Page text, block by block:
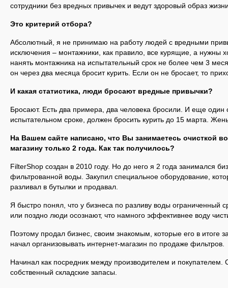
сотрудники без вредных привычек и ведут здоровый образ
Это критерий отбора?
Абсолютный, я не принимаю на работу людей с вредными
исключения – монтажники, как правило, все курящие, а нужны
нанять монтажника на испытательный срок не более чем 3
он через два месяца бросит курить. Если он не бросает, то
И какая статистика, люди бросают вредные привычки?
Бросают. Есть два примера, два человека бросили. И еще один
испытательном сроке, должен бросить курить до 15 марта.
На Вашем сайте написано, что Вы занимаетесь очисткой
магазину только 2 года. Как так получилось?
FilterShop создан в 2010 году. Но до него я 2 года занимался
фильтрованной воды. Закупил специальное оборудование,
разливал в бутылки и продавал.
Я быстро понял, что у бизнеса по разливу воды ограниченный
или поздно люди осознают, что намного эффективнее воду
Поэтому продал бизнес, своим знакомым, которые его в итоге
начал организовывать интернет-магазин по продаже фильтров.
Начинал как посредник между производителем и покупателем.
собственный складские запасы.